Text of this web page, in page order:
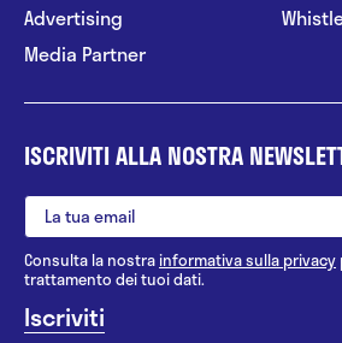
Advertising
Media Partner
ISCRIVITI ALLA NOSTRA
Consulta la nostrainformativa sulla privacy
trattamento dei tuoi dati.